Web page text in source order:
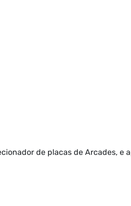
de placas de Arcades, e